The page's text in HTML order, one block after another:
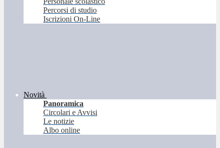
Percorsi di studio
Iscrizioni On-Line
Novità
Panoramica
Circolari e Avvisi
Le notizie
Albo online